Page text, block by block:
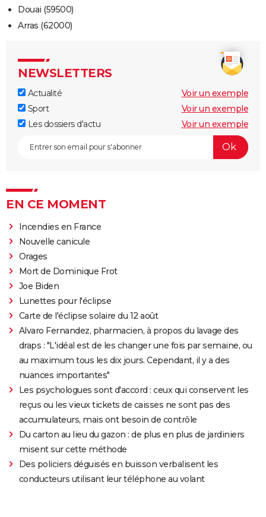
Douai (59500)
Arras (62000)
NEWSLETTERS
Actualité
Voir un exemple
Sport
Voir un exemple
Les dossiers d'actu
Voir un exemple
EN CE MOMENT
Incendies en France
Nouvelle canicule
Orages
Mort de Dominique Frot
Joe Biden
Lunettes pour l'éclipse
Carte de l'éclipse solaire du 12 août
Alvaro Fernandez, pharmacien, à propos du lavage des
draps : "L'idéal est de les changer une fois par semaine, ou
au maximum tous les dix jours. Cependant, il y a des
nuances importantes"
Les psychologues sont d'accord : ceux qui conservent les
reçus ou les vieux tickets de caisses ne sont pas des
accumulateurs, mais ont besoin de contrôle
Du carton au lieu du gazon : de plus en plus de jardiniers
misent sur cette méthode
Des policiers déguisés en buisson verbalisent les
conducteurs utilisant leur téléphone au volant